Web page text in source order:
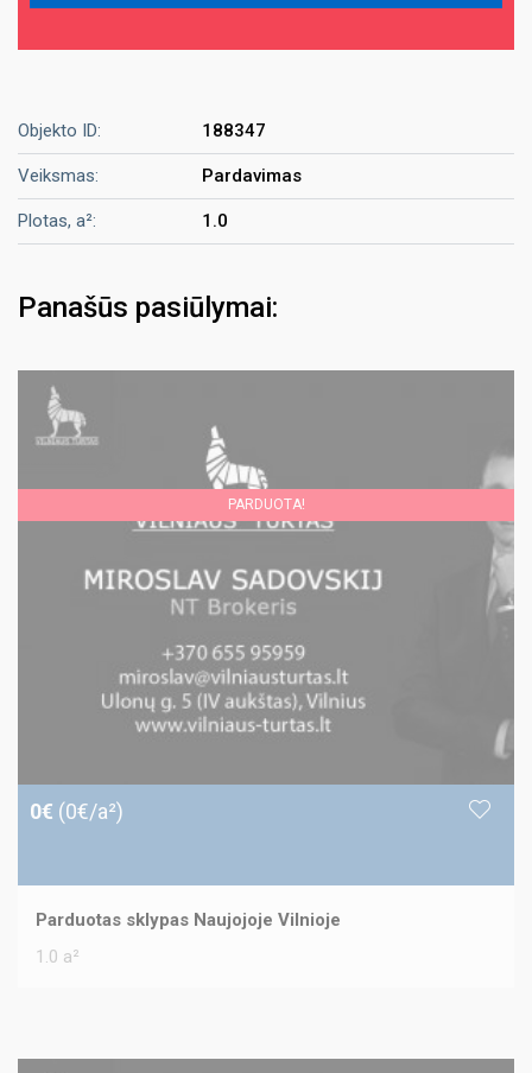
Objekto ID: 188347
Veiksmas: Pardavimas
Plotas, a²: 1.0
Panašūs pasiūlymai:
PARDUOTA!
0€ (0€/a²)
Parduotas sklypas Naujojoje Vilnioje
1.0 a²